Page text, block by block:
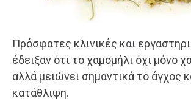
Πρόσφατες κλινικές και
έδειξαν ότι το χαμομήλι όχι μόνο
αλλά μειώνει σημαντικά το άγχος
κατάθλιψη.